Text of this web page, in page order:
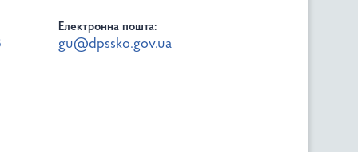
Електронна пошта:
gu@dpssko.gov.ua